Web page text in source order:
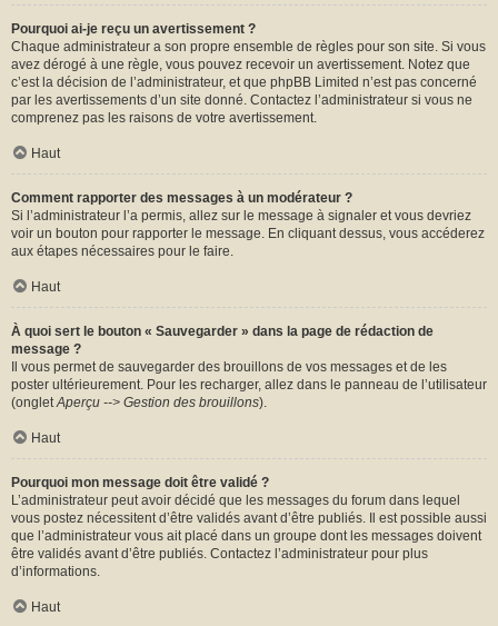
Pourquoi ai-je reçu un avertissement ?
Chaque administrateur a son propre ensemble de règles pour son site. Si vous
avez dérogé à une règle, vous pouvez recevoir un avertissement. Notez que
c’est la décision de l’administrateur, et que phpBB Limited n’est pas concerné
par les avertissements d’un site donné. Contactez l’administrateur si vous ne
comprenez pas les raisons de votre avertissement.
Haut
Comment rapporter des messages à un modérateur ?
Si l’administrateur l’a permis, allez sur le message à signaler et vous devriez
voir un bouton pour rapporter le message. En cliquant dessus, vous accéderez
aux étapes nécessaires pour le faire.
Haut
À quoi sert le bouton « Sauvegarder » dans la page de rédaction de
message ?
Il vous permet de sauvegarder des brouillons de vos messages et de les
poster ultérieurement. Pour les recharger, allez dans le panneau de l’utilisateur
(ongletAperçu --> Gestion des brouillons).
Haut
Pourquoi mon message doit être validé ?
L’administrateur peut avoir décidé que les messages du forum dans lequel
vous postez nécessitent d’être validés avant d’être publiés. Il est possible aussi
que l’administrateur vous ait placé dans un groupe dont les messages doivent
être validés avant d’être publiés. Contactez l’administrateur pour plus
d’informations.
Haut